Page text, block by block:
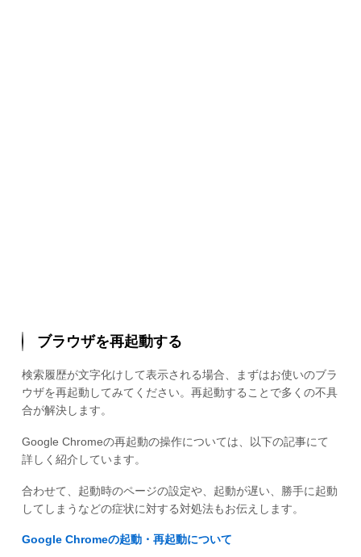
ブラウザを再起動する
検索履歴が文字化けして表示される場合、まずはお使いのブラ
ウザを再起動してみてください。再起動することで多くの不具
合が解決します。
Google Chromeの再起動の操作については、以下の記事にて
詳しく紹介しています。
合わせて、起動時のページの設定や、起動が遅い、勝手に起動
してしまうなどの症状に対する対処法もお伝えします。
Google Chromeの起動・再起動について